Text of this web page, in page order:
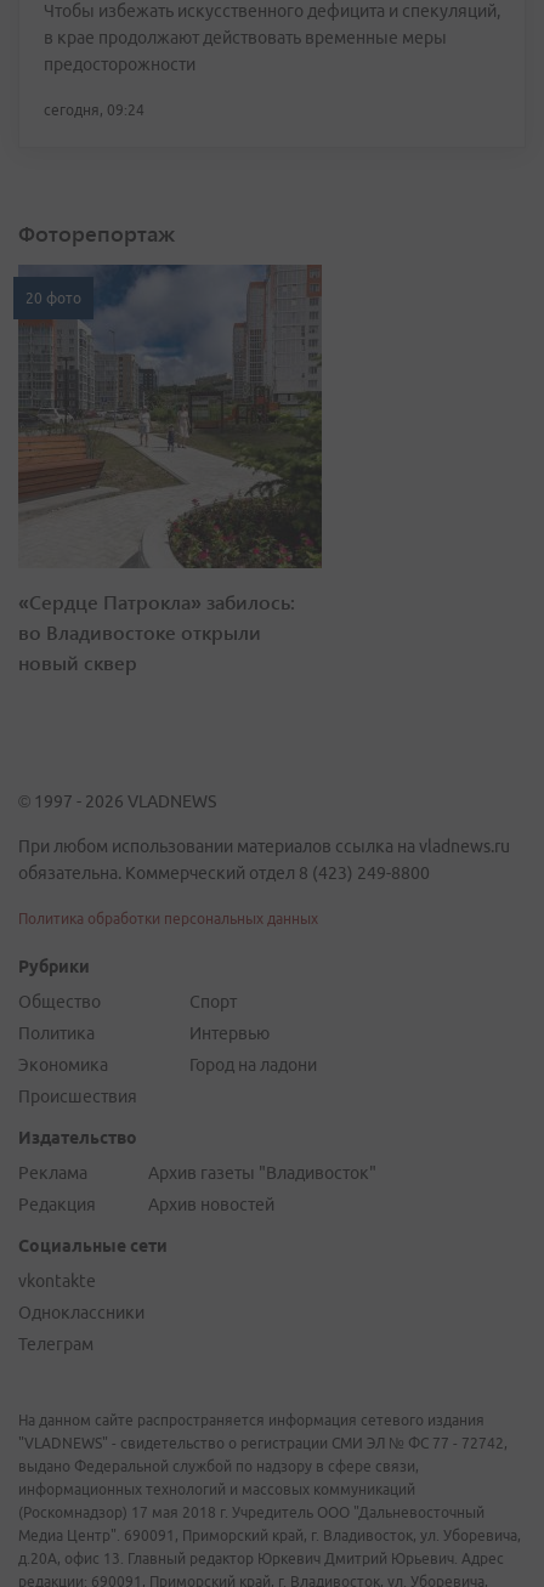
Чтобы избежать искусственного дефицита и спекуляций,
в крае продолжают действовать временные меры
предосторожности
сегодня, 09:24
Фоторепортаж
20 фото
«Сердце Патрокла» забилось:
во Владивостоке открыли
новый сквер
© 1997 - 2026 VLADNEWS
При любом использовании материалов ссылка на vladnews.ru
обязательна. Коммерческий отдел 8 (423) 249-8800
Политика обработки персональных данных
Рубрики
Общество
Политика
Экономика
Происшествия
Спорт
Интервью
Город на ладони
Издательство
Реклама
Редакция
Архив газеты "Владивосток"
Архив новостей
Социальные сети
vkontakte
Одноклассники
Телеграм
На данном сайте распространяется информация сетевого издания
"VLADNEWS" - свидетельство о регистрации СМИ ЭЛ № ФС 77 - 72742,
выдано Федеральной службой по надзору в сфере связи,
информационных технологий и массовых коммуникаций
(Роскомнадзор) 17 мая 2018 г. Учредитель ООО "Дальневосточный
Медиа Центр". 690091, Приморский край, г. Владивосток, ул. Уборевича,
д.20А, офис 13. Главный редактор Юркевич Дмитрий Юрьевич. Адрес
редакции: 690091, Приморский край, г. Владивосток, ул. Уборевича,